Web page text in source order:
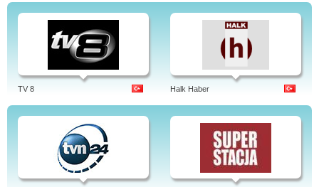
TV 8 Halk Haber